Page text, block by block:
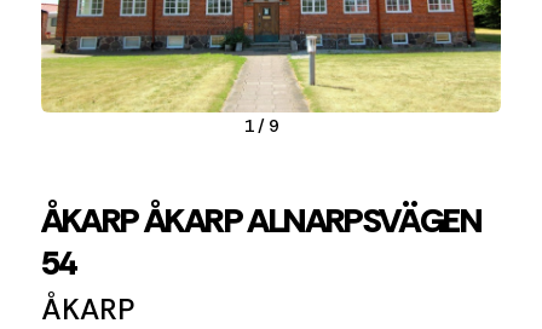
1/ 9
ÅKARP ÅKARP ALNARPSVÄGEN
54
ÅKARP